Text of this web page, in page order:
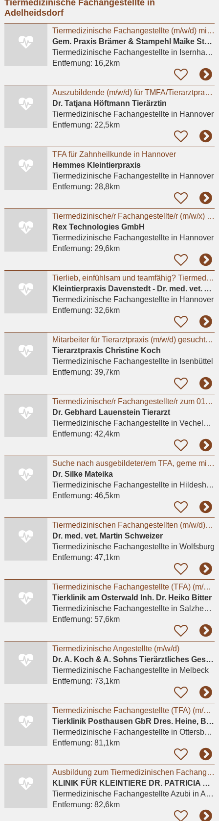
eingeben
Tiermedizinische Fachangestellte in
Adelheidsdorf
Tiermedizinische Fachangestellte (m/w/d) mit Leidenschaft für Kleintiere gesucht
Gem. Praxis Brämer & Stampehl Maike Stampehl Tierarztpraxis
Tiermedizinische Fachangestelltein Isernhagen, Farster Bauerschaft
Entfernung: 16,2km
Auszubildende (m/w/d) für TMFA/Tierarztpraxis in Hannover gesucht
Dr. Tatjana Höftmann Tierärztin
Tiermedizinische Fachangestelltein Hannover
Entfernung: 22,5km
TFA für Zahnheilkunde in Hannover
Hemmes Kleintierpraxis
Tiermedizinische Fachangestelltein Hannover
Entfernung: 28,8km
Tiermedizinische/r Fachangestellte/r (m/w/x) - Standort Hannover
Rex Technologies GmbH
Tiermedizinische Fachangestelltein Hannover
Entfernung: 29,6km
Tierlieb, einfühlsam und teamfähig? Tiermedizinische Fachangestellte(m/w/d), Tierpfleger*in
Kleintierpraxis Davenstedt - Dr. med. vet. Astrid Krause-Lürig
Tiermedizinische Fachangestelltein Hannover
Entfernung: 32,6km
Mitarbeiter für Tierarztpraxis (m/w/d) gesucht– flexible Arbeitszeiten, moderne Praxis
Tierarztpraxis Christine Koch
Tiermedizinische Fachangestelltein Isenbüttel
Entfernung: 39,7km
Tiermedizinische/r Fachangestellte/r zum 01.08.2026
Dr. Gebhard Lauenstein Tierarzt
Tiermedizinische Fachangestelltein Vechelde, Bodenstedt
Entfernung: 42,4km
Suche nach ausgebildeter/em TFA, gerne mit ZusatzqualifikationTierphysiotherapie
Dr. Silke Mateika
Tiermedizinische Fachangestelltein Hildesheim
Entfernung: 46,5km
Tiermedizinischen Fachangestellten (m/w/d) in unserer Kleintierarztpraxis in Fallersleben
Dr. med. vet. Martin Schweizer
Tiermedizinische Fachangestelltein Wolfsburg
Entfernung: 47,1km
Tiermedizinische Fachangestellte (TFA) (m/w/d)
Tierklinik am Osterwald Inh. Dr. Heiko Bitter
Tiermedizinische Fachangestelltein Salzhemmendorf, Oldendorf
Entfernung: 57,6km
Tiermedizinische Angestellte (m/w/d)
Dr. A. Koch & A. Sohns Tierärztliches Gesundheitszentrum Oerzen GbR
Tiermedizinische Fachangestelltein Melbeck
Entfernung: 73,1km
Tiermedizinische Fachangestellte (TFA) (m/w/d) - Schwerpunkt OPV und OP
Tierklinik Posthausen GbR Dres. Heine, Bonin und Neumann
Tiermedizinische Fachangestelltein Ottersberg, Wümmingen
Entfernung: 81,1km
Ausbildung zum Tiermedizinischen Fachangestellten (m/w/d) ab 01.08.2027
KLINIK FÜR KLEINTIERE DR. PATRICIA WERHAHN
Tiermedizinische Fachangestellte Azubi in Ahausen
Entfernung: 82,6km